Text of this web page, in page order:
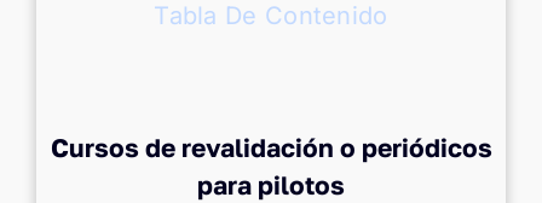
Tabla De Contenido
Cursos de revalidación o periódicos
para pilotos